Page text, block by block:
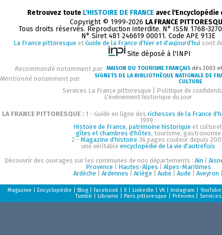
Retrouvez toute L'HISTOIRE DE FRANCE avec
Copyright © 1999-2026 LA FRANCE
Tous droits réservés. Reproduction interdite. N° ISSN 1768-
N° Siret 481 246619 00011. Code APE 913E
La France pittoresque et Guide de la France d'hier et d'aujourd'hui sont
Site déposé à l'INPI
Recommandé notamment par MAISON DU TOURISME FRANÇAIS dès 2003
Mentionné notamment par
SIGNETS DE LA BIBLIOTHÈQUE NATIONALE DE
CULTURE
Services La France pittoresque
Politique de
L'événement historique du jour
LA FRANCE PITTORESQUE : 1 - Guide en ligne des richesses de la France
1999 :
Histoire de France, patrimoine historique et
gîtes et chambres d'hôtes, tourisme, gastronomie
2 - Magazine d'histoire 36 pages couleur depuis
une véritableencyclopédie de la vie d'autrefois
Découvrir des ouvrages sur les communes de nos départements :Ain |
Provence
Hautes-Alpes
Alpes-Maritimes
Ardèche |Ardennes |Ariège |Aube |Aude |Aveyron
Magazine |Encyclopédie |Blog |Facebook |X |LinkedIn |VK |Instagram |YouTube
Tumblr |Librairie |Paris pittoresque |Prénoms Services